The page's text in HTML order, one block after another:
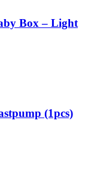
Box – Light
(1pcs)